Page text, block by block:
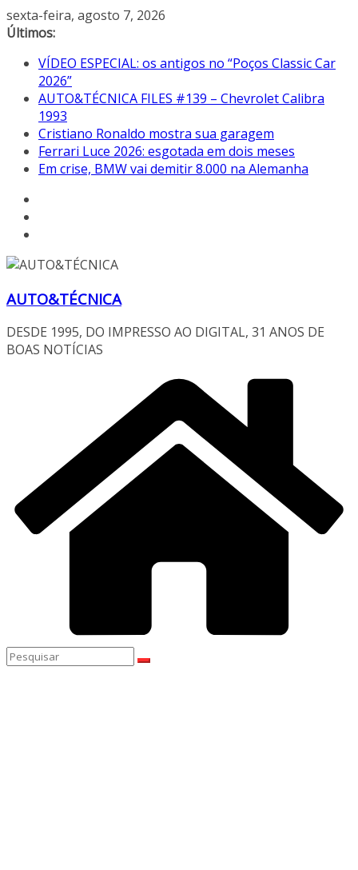
Pular
para
conteúdo
sexta-feira, agosto 7, 2026
Últimos:
VÍDEO ESPECIAL: os antigos no “Poços Classic Car
2026”
AUTO&TÉCNICA FILES #139 – Chevrolet Calibra
1993
Cristiano Ronaldo mostra sua garagem
Ferrari Luce 2026: esgotada em dois meses
Em crise, BMW vai demitir 8.000 na Alemanha
AUTO&TÉCNICA
DESDE 1995, DO IMPRESSO AO DIGITAL, 31 ANOS DE
BOAS NOTÍCIAS